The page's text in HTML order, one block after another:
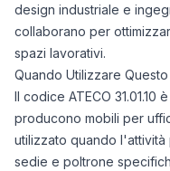
design industriale e
collaborano per
spazi lavorativi.
Quando Utilizzare
Il codice ATECO
producono mobili per
utilizzato quando
sedie e poltrone